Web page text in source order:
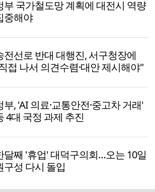
부 국가철도망 계획에 대전시 역량
중해야
전선로 반대 대행진, 서구청장에
접 나서 의견수렴·대안 제시해야"
부, 'AI 의료·교통안전·중고차 거래'
4대 국정 과제 추진
달째 '휴업' 대덕구의회…오는 10일
구성 다시 돌입